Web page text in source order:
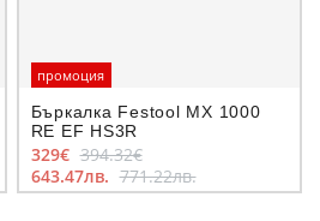
промоция
Бъркалка Festool MX 1000
RE EF HS3R
329€ 394.32€
643.47лв. 771.22лв.